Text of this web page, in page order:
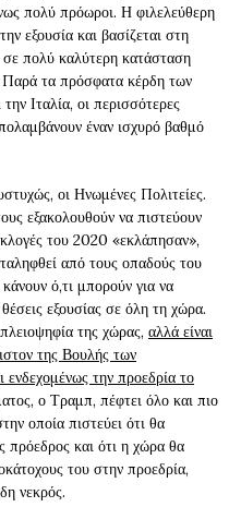
πολύ πρόωροι. Η φιλελεύθερη
εξουσία και βασίζεται στη
σε πολύ καλύτερη κατάσταση
Παρά τα πρόσφατα κέρδη των
Ιταλία, οι περισσότερες
έναν ισχυρό βαθμό
οι Ηνωμένες Πολιτείες.
εξακολουθούν να πιστεύουν
του 2020 «εκλάπησαν»,
από τους οπαδούς του
ό,τι μπορούν για να
εξουσίας σε όλη τη χώρα.
της χώρας, αλλά είναι
της Βουλής των
την προεδρία το
ο Τραμπ, πέφτει όλο και πιο
οποία πιστεύει ότι θα
και ότι η χώρα θα
του στην προεδρία,
νεκρός.